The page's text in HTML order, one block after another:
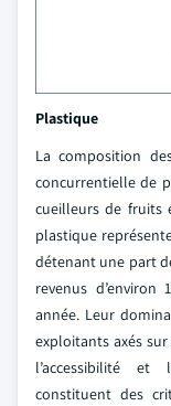
Plastique
La composition
concurrentielle de
cueilleurs de fruits
plastique
détenant une part
revenus
année. Leur
exploitants axés
l’accessibilité et
constituent des